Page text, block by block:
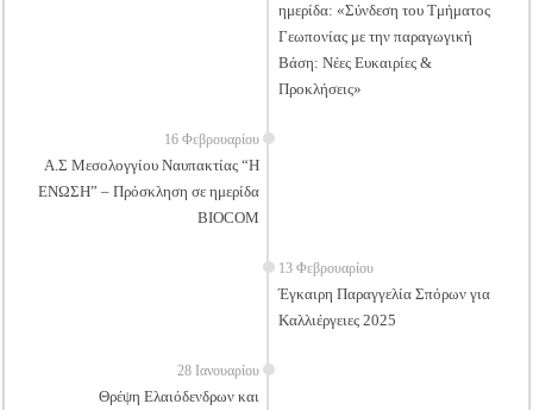
ημερίδα: «Σύνδεση του Τμήματος
Γεωπονίας με την παραγωγική
Βάση: Νέες Ευκαιρίες &
Προκλήσεις»
16 Φεβρουαρίου
Α.Σ Μεσολογγίου Ναυπακτίας “Η
ΕΝΩΣΗ” – Πρόσκληση σε ημερίδα
BIOCOM
13 Φεβρουαρίου
Έγκαιρη Παραγγελία Σπόρων για
Καλλιέργειες 2025
28 Ιανουαρίου
Θρέψη Ελαιόδενδρων και